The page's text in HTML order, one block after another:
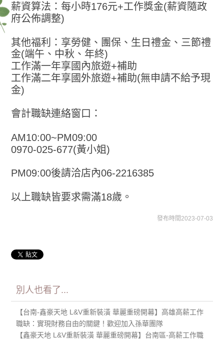
薪資算法：每小時176元+工作獎金(薪資隨政
府公佈調整)
其他福利：享勞健、團保、生日禮金、三節禮
金(端午、中秋、年終)
工作滿一年享國內旅遊+補助
工作滿二年享國外旅遊+補助(無申請不給予現
金)
會計職缺連絡窗口：
AM10:00~PM09:00
0970-025-677(黃小姐)
PM09:00後請洽店內06-2216385
以上職缺皆要求需滿18歲。
發布時間2023-07-03
別人也看了...
【台南-鑫豪天地 L&V重新裝潢 華麗重磅開幕】高雄高薪工作
職缺：實現財務自由的關鍵！歡迎加入孫華團隊
【鑫豪天地 L&V重新裝潢 華麗重磅開幕】台南區-高薪工作職